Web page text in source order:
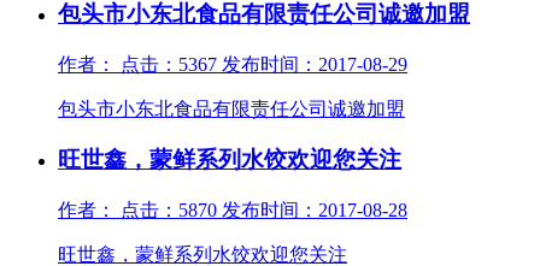
包头市小东北食品有限责任公司诚邀加盟
作者： 点击：5367 发布时间：2017-08-29
包头市小东北食品有限责任公司诚邀加盟
旺世鑫，蒙鲜系列水饺欢迎您关注
作者： 点击：5870 发布时间：2017-08-28
旺世鑫，蒙鲜系列水饺欢迎您关注